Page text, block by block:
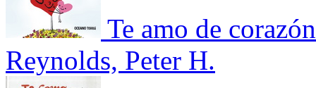
Te amo de corazón
Reynolds, Peter H.